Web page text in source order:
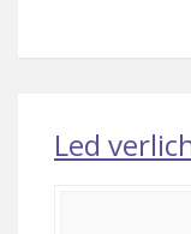
Led